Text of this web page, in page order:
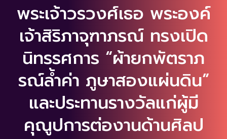
new
window
new
window
new
window
พระเจ้าวรวงศ์เธอ พระองค์
เจ้าสิริภาจุฑาภรณ์ ทรงเปิด
นิทรรศการ “ผ้ายกพัตราภ
รณ์ล้ำค่า ภูษาสองแผ่นดิน”
และประทานรางวัลแก่ผู้มี
คุณูปการต่องานด้านศิลป